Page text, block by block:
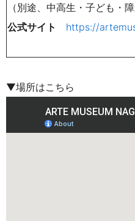
（別途、中高生・子ども・
公式サイト
https://
▼場所はこちら